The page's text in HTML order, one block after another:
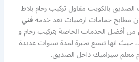
بالكويت مقاول تركيب رخام بلاط
مطابخ حمامات ارضيات تعد خدمةفني
من أفضل الخدمات الخاصة بتركيب رخام و
حيث انها تتمتع بخبرة لمدة سنوات عديدة
معلم سيراميك داخل الصديق.